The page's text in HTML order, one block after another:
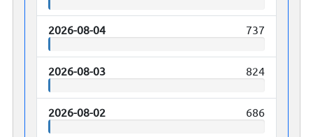
2026-08-04 737
2026-08-03 824
2026-08-02 686